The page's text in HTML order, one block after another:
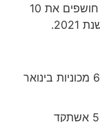
נתוני אגוד יבואני הרכב לחודש ינואר 2021 חושפים את 10
עם 7354 מסירות לעומת 6724 מכוניות בינואר